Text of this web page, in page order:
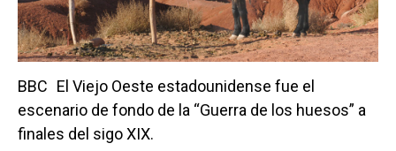
BBC El Viejo Oeste estadounidense fue el
escenario de fondo de la “Guerra de los huesos” a
finales del sigo XIX.